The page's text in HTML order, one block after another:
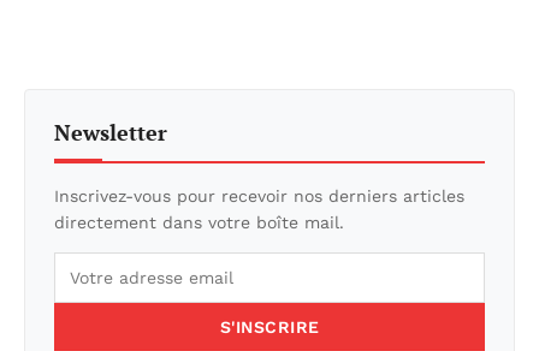
Newsletter
Inscrivez-vous pour recevoir nos derniers articles
directement dans votre boîte mail.
S'INSCRIRE